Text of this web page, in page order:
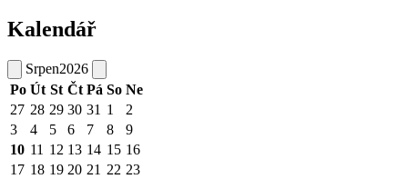
Kalendář
Srpen2026
Po Út St Čt Pá So Ne
27 28 29 30 31 1
2
3
4 5 6 7 8
9
10 11 12 13 14 15 16
17 18 19 20 21 22 23